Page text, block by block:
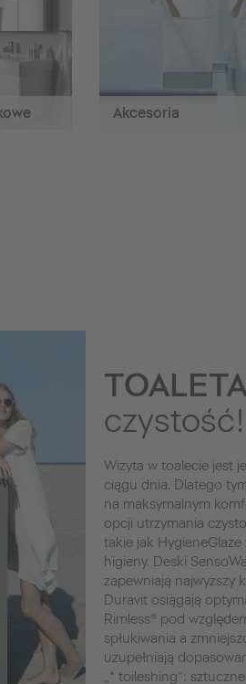
Akcesoria
czystość!
Wizyta w toalecie jest
ciągu dnia. Dlatego
na maksymalnym
opcji utrzymania
takie jak
higieny. Deski
zapewniają najwyższy
Duravit osiągają
Rimless® pod
spłukiwania a
uzupełniają
„* toileshing”: